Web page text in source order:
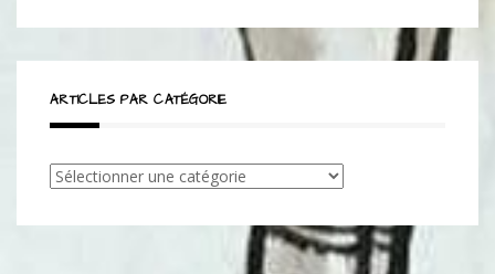
ARTICLES PAR CATÉGORIE
Articles